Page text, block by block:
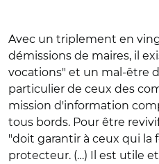
Avec un triplement en
démissions de maires, il
vocations" et un mal-être
particulier de ceux des
mission d'information
tous bords. Pour être
"doit garantir à ceux qui
protecteur. (…) Il est utile